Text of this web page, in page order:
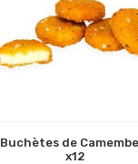
Buchètes de
x12